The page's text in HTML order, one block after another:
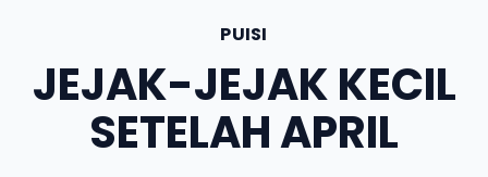
PUISI
JEJAK-JEJAK KECIL
SETELAH APRIL